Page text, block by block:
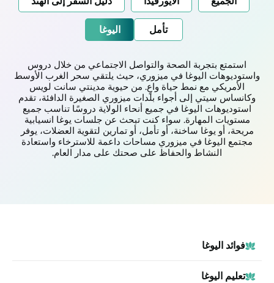
تأمل اليوغا
استمتع بتجربة الصحة والتواصل الاجتماعي من خلال دروس
واستوديوهات اليوغا في ميزوري، حيث يلتقي سحر الغرب الأوسط
الأمريكي مع نمط حياة واعٍ. من حيوية مدينتي سانت لويس
وكانساس سيتي إلى أجواء بلدات ميزوري الصغيرة الدافئة، تقدم
استوديوهات اليوغا في جميع أنحاء الولاية دروسًا تناسب جميع
مستويات المهارة. سواء كنت تبحث عن جلسات يوغا انسيابية
مريحة، أو يوغا ساخنة، أو تأمل، أو تمارين لتقوية العضلات، يوفر
مجتمع اليوغا في ميزوري مساحات داعمة للاسترخاء واستعادة
النشاط والحفاظ على صحتك على مدار العام.
فوائد اليوغا
تعليم اليوغا